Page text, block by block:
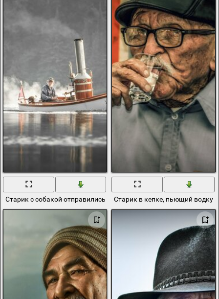
Старик с собакой отправились на речкуСтарик в кепке, пьющий водку